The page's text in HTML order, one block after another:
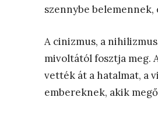
szennybe
A cinizmus, a
mivoltától fosztja meg.
vették át a hatalmat, a
embereknek, akik